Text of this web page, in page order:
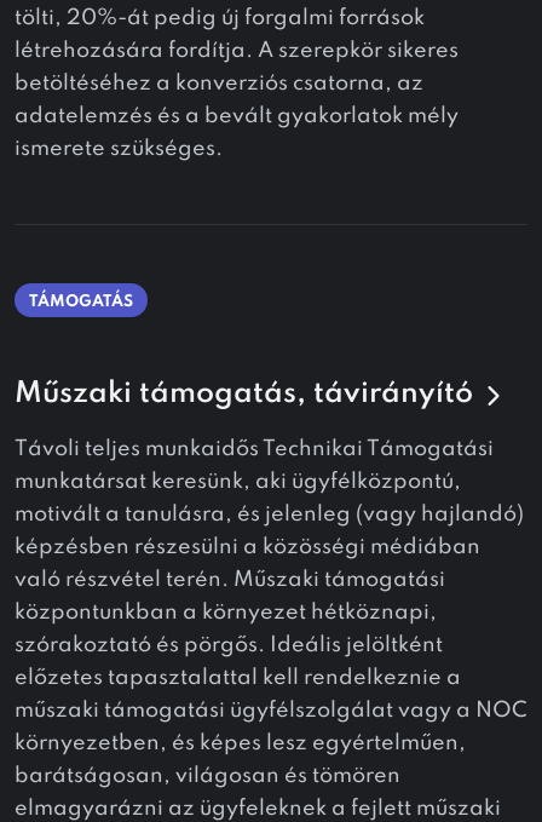
tölti, 20%-át pedig új forgalmi források
létrehozására fordítja. A szerepkör sikeres
betöltéséhez a konverziós csatorna, az
adatelemzés és a bevált gyakorlatok mély
ismerete szükséges.
TÁMOGATÁS
Műszaki támogatás, távirányító
Távoli teljes munkaidős Technikai Támogatási
munkatársat keresünk, aki ügyfélközpontú,
motivált a tanulásra, és jelenleg (vagy hajlandó)
képzésben részesülni a közösségi médiában
való részvétel terén. Műszaki támogatási
központunkban a környezet hétköznapi,
szórakoztató és pörgős. Ideális jelöltként
előzetes tapasztalattal kell rendelkeznie a
műszaki támogatási ügyfélszolgálat vagy a NOC
környezetben, és képes lesz egyértelműen,
barátságosan, világosan és tömören
elmagyarázni az ügyfeleknek a fejlett műszaki